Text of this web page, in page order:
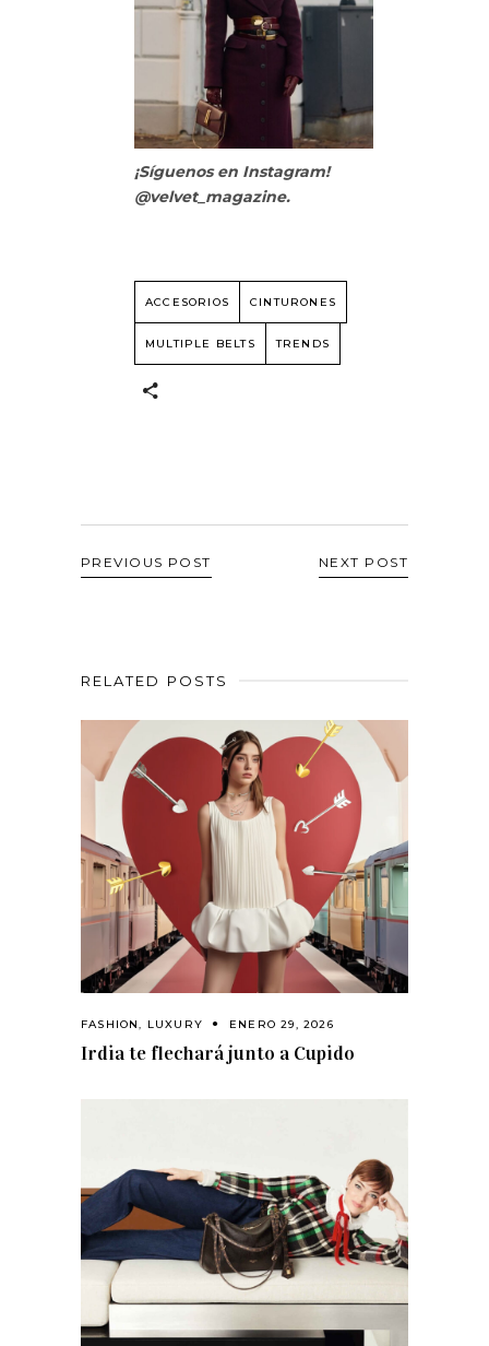
¡Síguenos en Instagram!
@velvet_magazine.
ACCESORIOS CINTURONES
MULTIPLE BELTS TRENDS
PREVIOUS POST NEXT POST
RELATED POSTS
FASHION, LUXURY ENERO 29, 2026
Irdia te flechará junto a Cupido